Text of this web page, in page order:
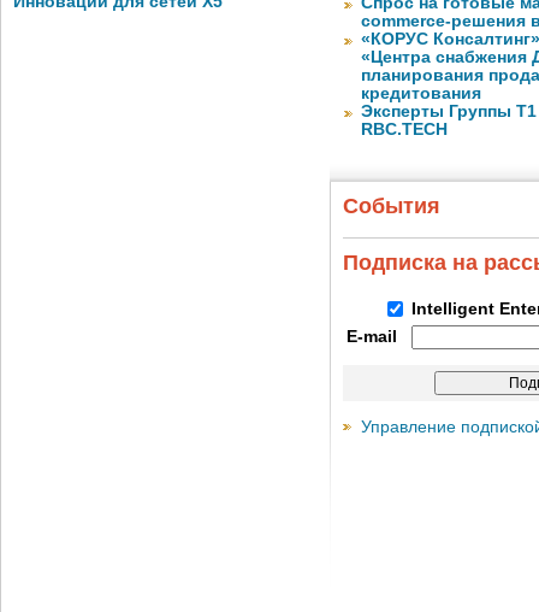
commerce-решения
«КОРУС
«Центра снабжения
планирования
кредитования
Эксперты Группы
RBC.TECH
События
Подписка на
Intelligent
E-mail
Управление